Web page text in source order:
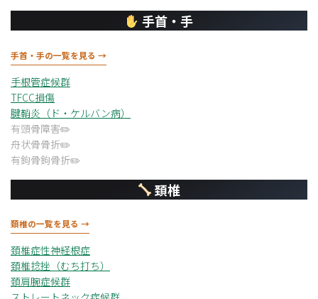
手首・手
手首・手の一覧を見る →
手根管症候群
TFCC損傷
腱鞘炎（ド・ケルバン病）
有頭骨障害
舟状骨骨折
有鉤骨鉤骨折
頚椎
頚椎の一覧を見る →
頚椎症性神経根症
頚椎捻挫（むち打ち）
頚肩腕症候群